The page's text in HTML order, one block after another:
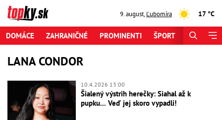
9. august,Ľubomíra 17 °C
DOMÁCE ZAHRANIČNÉ PROMINENTI ŠPORT
LANA CONDOR
10.4.2026 13:00
Šialený výstrih herečky: Siahal až k
pupku... Veď jej skoro vypadli!